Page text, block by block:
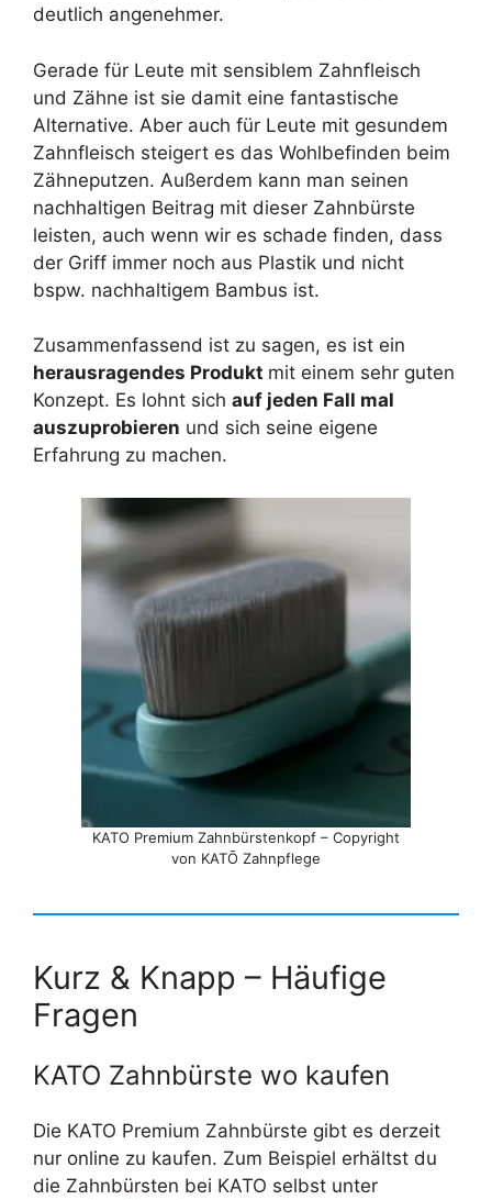
deutlich angenehmer.
Gerade für Leute mit sensiblem Zahnfleisch
und Zähne ist sie damit eine fantastische
Alternative. Aber auch für Leute mit gesundem
Zahnfleisch steigert es das Wohlbefinden beim
Zähneputzen. Außerdem kann man seinen
nachhaltigen Beitrag mit dieser Zahnbürste
leisten, auch wenn wir es schade finden, dass
der Griff immer noch aus Plastik und nicht
bspw. nachhaltigem Bambus ist.
Zusammenfassend ist zu sagen, es ist ein
herausragendes Produkt mit einem sehr guten
Konzept. Es lohnt sich auf jeden Fall mal
auszuprobieren und sich seine eigene
Erfahrung zu machen.
KATO Premium Zahnbürstenkopf – Copyright
von KATŌ Zahnpflege
Kurz & Knapp – Häufige
Fragen
KATO Zahnbürste wo kaufen
Die KATO Premium Zahnbürste gibt es derzeit
nur online zu kaufen. Zum Beispiel erhältst du
die Zahnbürsten bei KATO selbst unter